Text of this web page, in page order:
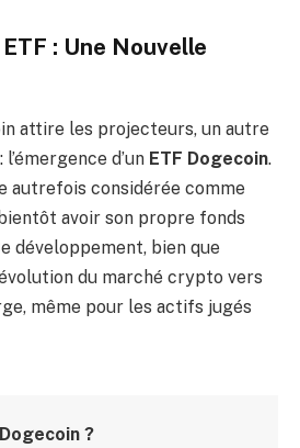
: Une Nouvelle
attire les projecteurs, un autre
d’un ETF Dogecoin.
autrefois considérée comme
avoir son propre fonds
développement, bien que
du marché crypto vers
même pour les actifs jugés
?